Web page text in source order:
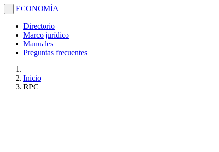
. ECONOMÍA
Directorio
Marco jurídico
Manuales
Preguntas frecuentes
Inicio
RPC